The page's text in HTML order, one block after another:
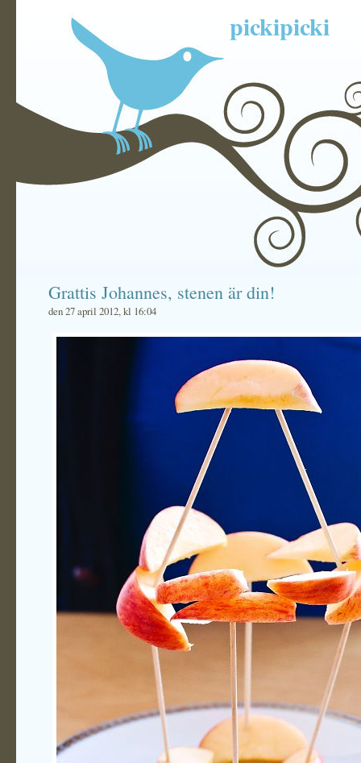
pickipicki
Grattis Johannes, stenen är din!
den 27 april 2012, kl 16:04